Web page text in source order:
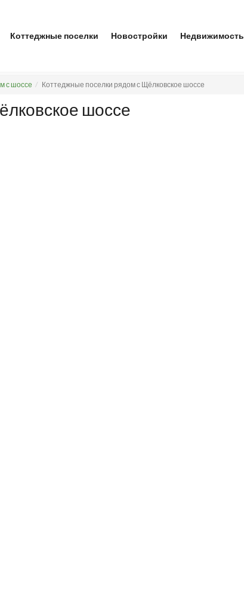
Коттеджные поселки Новостройки Недвижимость
с шоссе Коттеджные поселки рядом с Щёлковское шоссе
шоссе